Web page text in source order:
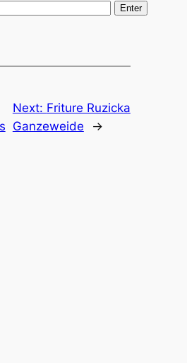
Next: Friture Ruzicka
Ganzeweide
→